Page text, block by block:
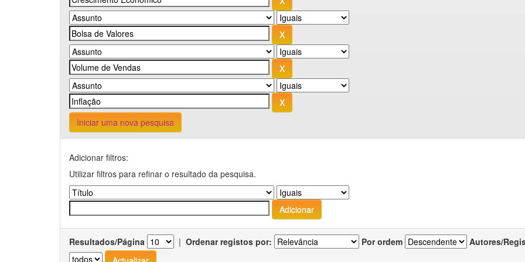
Iniciar uma nova pesquisa
Adicionar filtros:
Utilizar filtros para refinar o resultado da pesquisa.
Resultados/Página | Ordenar registos por: Por ordem Autores/